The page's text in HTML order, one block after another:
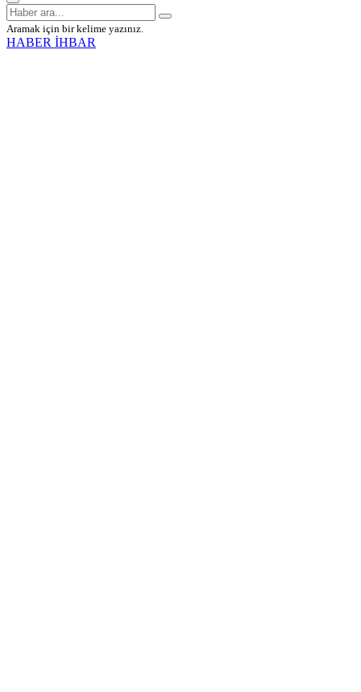
Aramak için bir kelime yazınız.
HABER İHBAR